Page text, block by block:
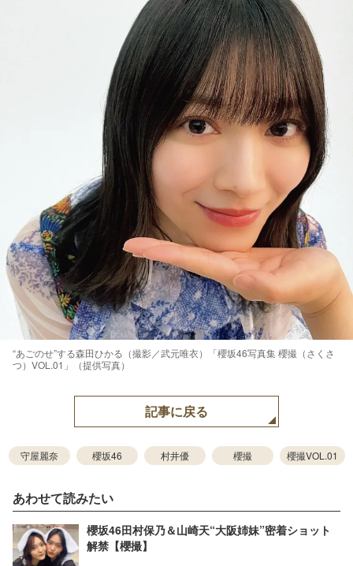
“あごのせ”する森田ひかる（撮影／武元唯衣）「櫻坂46写真集 櫻撮（さくさ
つ）VOL.01」（提供写真）
記事に戻る
守屋麗奈 櫻坂46 村井優 櫻撮 櫻撮VOL.01
あわせて読みたい
櫻坂46田村保乃＆山崎天“大阪姉妹”密着ショット
解禁【櫻撮】